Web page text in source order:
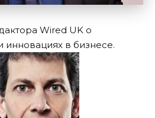
Wired UK о
инновациях в бизнесе.